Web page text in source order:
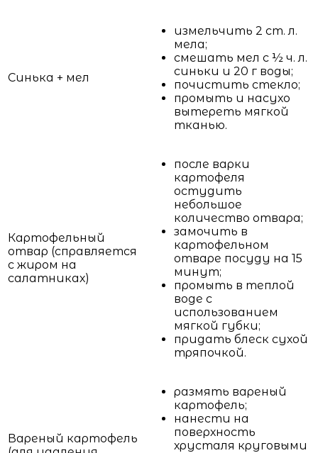
Синька + мел
измельчить 2 ст. л.
мела;
смешать мел с ½ ч. л.
синьки и 20 г воды;
почистить стекло;
промыть и насухо
вытереть мягкой
тканью.
Картофельный
отвар (справляется
с жиром на
салатниках)
после варки
картофеля
остудить
небольшое
количество отвара;
замочить в
картофельном
отваре посуду на 15
минут;
промыть в теплой
воде с
использованием
мягкой губки;
придать блеск сухой
тряпочкой.
Вареный картофель
размять вареный
картофель;
нанести на
поверхность
хрусталя круговыми